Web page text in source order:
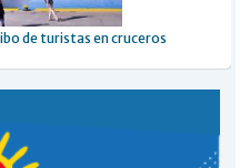
de turistas en cruceros